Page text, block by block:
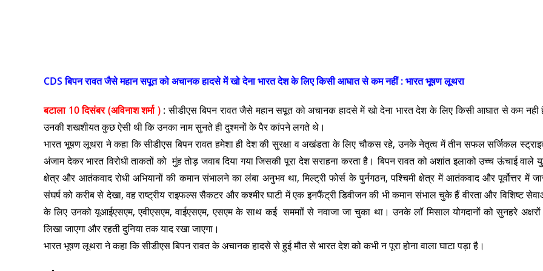
CDS बिपन रावत जैसे महान सपूत को अचानक हादसे में खो देना भारत देश के लिए किसी आघात से कम नहीं : भारत भूषण लूथरा
बटाला 10 दिसंबर (अविनाश शर्मा ): सीडीएस बिपन रावत जैसे महान सपूत को अचानक हादसे में खो देना भारत देश के लिए किसी आघात से कम नही
उनकी शखशीयत कुछ ऐसी थी कि उनका नाम सुनते ही दुश्मनों के पैर कांपने लगते थे।
भारत भूषण लूथरा ने कहा कि सीडीएस बिपन रावत हमेशा ही देश की सुरक्षा व अखंडता के लिए चौकस रहे, उनके नेतृत्व में तीन सफल सर्जिकल
अंजाम देकर भारत विरोधी ताकतों को मुंह तोड़ जवाब दिया गया जिसकी पूरा देश सराहना करता है। बिपन रावत को अशांत इलाको उच्च ऊंचाई वाले
क्षेत्र और आतंकवाद रोधी अभियानों की कमान संभालने का लंबा अनुभव था, मिल्ट्री फोर्स के पुर्नगठन, पश्चिमी क्षेत्र में आतंकवाद और पूर्वोत्तर में
संघर्ष को करीब से देखा, वह राष्ट्रीय राइफल्स सैकटर और कश्मीर घाटी में एक इनफैंट्री डिवीजन की भी कमान संभाल चुके हैं वीरता और विशिष्ट
के लिए उनको यूआईएसएम, एवीएसएम, वाईएसएम, एसएम के साथ कई सममाों से नवाजा जा चुका था। उनके लॉ मिसाल योगदानों को सुनहरे
लिखा जाएगा और रहती दुनिया तक याद रखा जाएगा।
भारत भूषण लूथरा ने कहा कि सीडीएस बिपन रावत के अचानक हादसे से हुई मौत से भारत देश को कभी न पूरा होना वाला घाटा पड़ा है।